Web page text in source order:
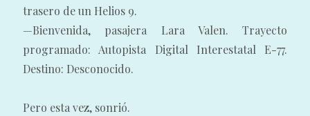
trasero de un Helios 9.
—Bienvenida, pasajera Lara Valen. Trayecto
programado: Autopista Digital Interestatal E-77.
Destino: Desconocido.
Pero esta vez, sonrió.